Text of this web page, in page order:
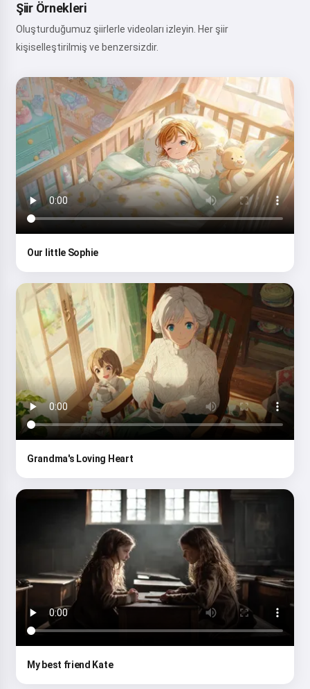
Şiir Örnekleri
Oluşturduğumuz şiirlerle videoları izleyin. Her şiir
kişiselleştirilmiş ve benzersizdir.
Our little Sophie
Grandma's Loving Heart
My best friend Kate